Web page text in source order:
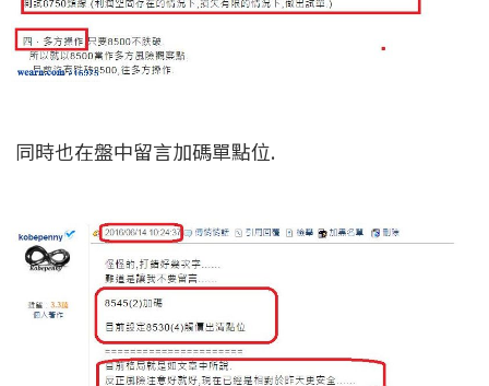
同時也在盤中留言加碼單點位.